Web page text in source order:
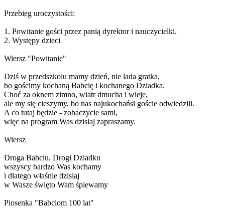
Przebieg uroczystości:
1. Powitanie gości przez panią dyrektor i nauczycielki.
2. Występy dzieci
Wiersz "Powitanie"
Dziś w przedszkolu mamy dzień, nie lada gratka,
bo gościmy kochaną Babcię i kochanego Dziadka.
Choć za oknem zimno, wiatr dmucha i wieje,
ale my się cieszymy, bo nas najukochańsi goście odwiedzili.
A co tutaj będzie - zobaczycie sami,
więc na program Was dzisiaj zapraszamy.
Wiersz
Droga Babciu, Drogi Dziadku
wszyscy bardzo Was kochamy
i dlatego właśnie dzisiaj
w Wasze święto Wam śpiewamy
Piosenka "Babciom 100 lat"